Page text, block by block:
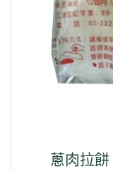
蔥肉拉餅